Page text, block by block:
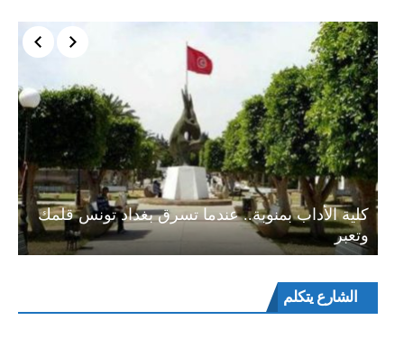
كلية الأداب بمنوبة.. عندما تسرق بغداد تونس قلمك
وتعبر
الشارع يتكلممشغل